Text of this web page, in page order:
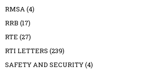
RMSA (4)
RRB (17)
RTE (27)
RTI LETTERS (239)
SAFETY AND SECURITY(4)